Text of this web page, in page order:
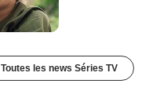
Toutes les news Séries TV